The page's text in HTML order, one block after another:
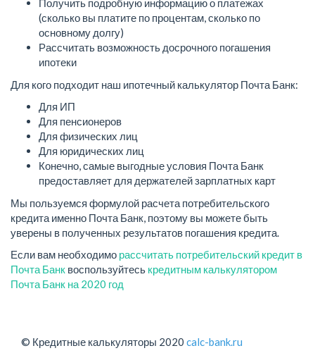
Получить подробную информацию о платежах
(сколько вы платите по процентам, сколько по
основному долгу)
Рассчитать возможность досрочного погашения
ипотеки
Для кого подходит наш ипотечный калькулятор Почта Банк:
Для ИП
Для пенсионеров
Для физических лиц
Для юридических лиц
Конечно, самые выгодные условия Почта Банк
предоставляет для держателей зарплатных карт
Мы пользуемся формулой расчета потребительского
кредита именно Почта Банк, поэтому вы можете быть
уверены в полученных результатов погашения кредита.
Если вам необходимо рассчитать потребительский кредит в
Почта Банк воспользуйтесь кредитным калькулятором
Почта Банк на 2020 год
© Кредитные калькуляторы 2020 calc-bank.ru